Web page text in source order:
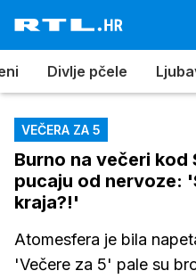
Divlje pčele
VEČERA ZA 5
Burno na večeri kod
pucaju od nervoze:
kraja?!'
Atomesfera je bila
'Večere za 5' pale su